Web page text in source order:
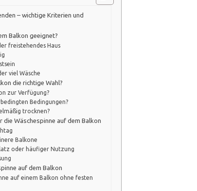
– wichtige Kriterien und
Balkon geeignet?
freistehendes Haus
viel Wäsche
die richtige Wahl?
zur Verfügung?
Bedingungen?
trocknen?
Wäschespinne auf dem Balkon
Balkone
oder häufiger Nutzung
auf dem Balkon
auf einem Balkon ohne festen